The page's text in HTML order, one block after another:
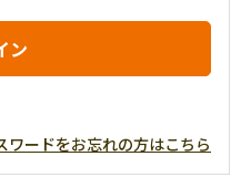
ワードをお忘れの方はこちら